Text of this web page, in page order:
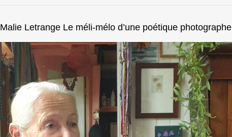
Malie Letrange Le méli-mélo d’une poétique photographe